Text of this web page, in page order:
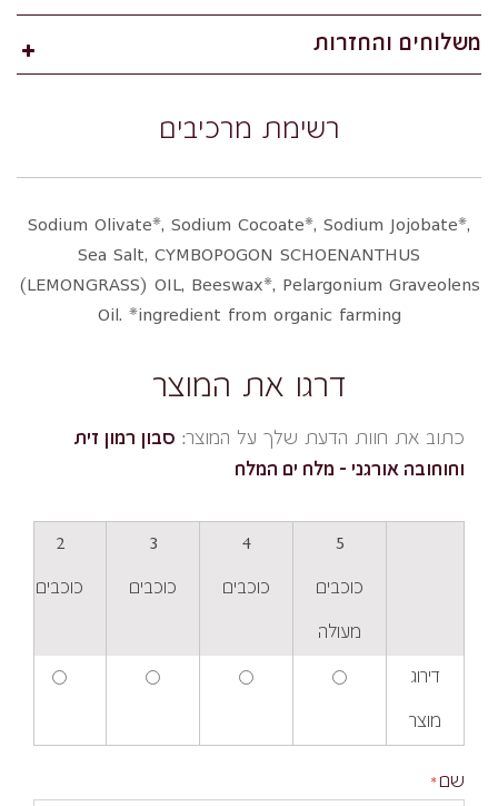
משלוחים והחזרות
רשימת מרכיבים
Sodium Olivate*, Sodium Cocoate*, Sodium Jojobate*,
Sea Salt, CYMBOPOGON SCHOENANTHUS
(LEMONGRASS) OIL, Beeswax*, Pelargonium Graveolens
Oil. *ingredient from organic farming
דרגו את המוצר
כתוב את חוות הדעת שלך על המוצר: סבון רמון זית
וחוחובה אורגני - מלח ים המלח
5
כוכבים
מעולה
4
כוכבים
3
כוכבים
2
כוכבים
דירוג
מוצר
שם